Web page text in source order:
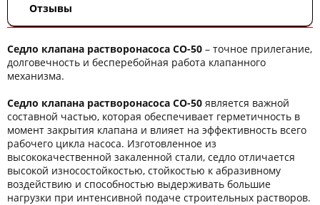
Отзывы
Седло клапана растворонасоса СО-50 – точное прилегание,
долговечность и бесперебойная работа клапанного
механизма.
Седло клапана растворонасоса CO-50 является важной
составной частью, которая обеспечивает герметичность в
момент закрытия клапана и влияет на эффективность всего
рабочего цикла насоса. Изготовленное из
высококачественной закаленной стали, седло отличается
высокой износостойкостью, стойкостью к абразивному
воздействию и способностью выдерживать большие
нагрузки при интенсивной подаче строительных растворов.